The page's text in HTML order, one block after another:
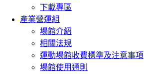
下載專區
產業營運組
場館介紹
相關法規
運動場館收費標準及注意事項
場館使用通則